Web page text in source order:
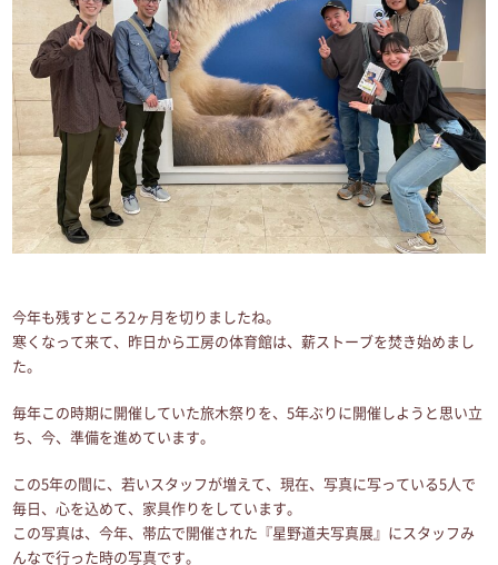
今年も残すところ2ヶ月を切りましたね。
寒くなって来て、昨日から工房の体育館は、薪ストーブを焚き始めまし
た。
毎年この時期に開催していた旅木祭りを、5年ぶりに開催しようと思い立
ち、今、準備を進めています。
この5年の間に、若いスタッフが増えて、現在、写真に写っている5人で
毎日、心を込めて、家具作りをしています。
この写真は、今年、帯広で開催された『星野道夫写真展』にスタッフみ
んなで行った時の写真です。